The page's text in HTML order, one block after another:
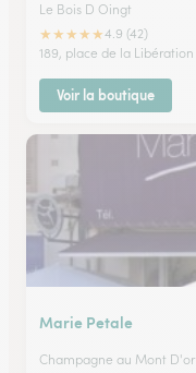
Le Bois D Oingt
★★★★★4.9 (42)
189, place de la Libération
Voir la boutique
Marie Petale
Champagne au Mont D'or